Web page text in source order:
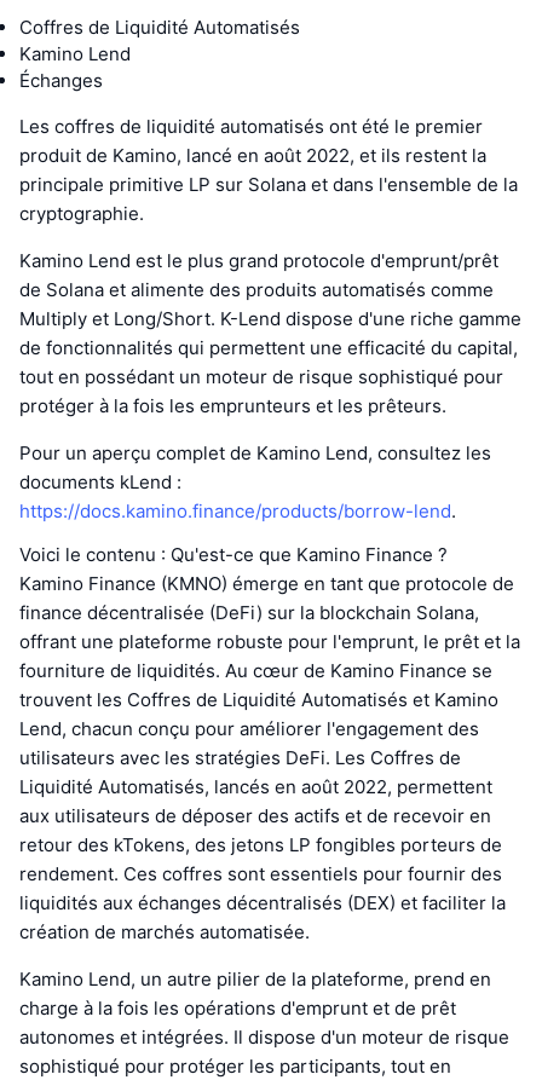
Coffres de Liquidité Automatisés
Kamino Lend
Échanges
Les coffres de liquidité automatisés ont été le premier
produit de Kamino, lancé en août 2022, et ils restent la
principale primitive LP sur Solana et dans l'ensemble de la
cryptographie.
Kamino Lend est le plus grand protocole d'emprunt/prêt
de Solana et alimente des produits automatisés comme
Multiply et Long/Short. K-Lend dispose d'une riche gamme
de fonctionnalités qui permettent une efficacité du capital,
tout en possédant un moteur de risque sophistiqué pour
protéger à la fois les emprunteurs et les prêteurs.
Pour un aperçu complet de Kamino Lend, consultez les
documents kLend :
https://docs.kamino.finance/products/borrow-lend.
Voici le contenu : Qu'est-ce que Kamino Finance ?
Kamino Finance (KMNO) émerge en tant que protocole de
finance décentralisée (DeFi) sur la blockchain Solana,
offrant une plateforme robuste pour l'emprunt, le prêt et la
fourniture de liquidités. Au cœur de Kamino Finance se
trouvent les Coffres de Liquidité Automatisés et Kamino
Lend, chacun conçu pour améliorer l'engagement des
utilisateurs avec les stratégies DeFi. Les Coffres de
Liquidité Automatisés, lancés en août 2022, permettent
aux utilisateurs de déposer des actifs et de recevoir en
retour des kTokens, des jetons LP fongibles porteurs de
rendement. Ces coffres sont essentiels pour fournir des
liquidités aux échanges décentralisés (DEX) et faciliter la
création de marchés automatisée.
Kamino Lend, un autre pilier de la plateforme, prend en
charge à la fois les opérations d'emprunt et de prêt
autonomes et intégrées. Il dispose d'un moteur de risque
sophistiqué pour protéger les participants, tout en